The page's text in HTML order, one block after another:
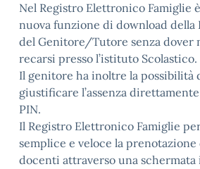
Nel Registro Elettronico Famiglie
nuova funzione di download della
del Genitore/Tutore senza dover
recarsi presso l’istituto Scolastico.
Il genitore ha inoltre la possibilità
giustificare l’assenza
PIN.
Il Registro Elettronico Famiglie
semplice e veloce la
docenti attraverso una